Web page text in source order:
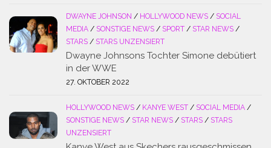
DWAYNE JOHNSON / HOLLYWOOD NEWS / SOCIAL
MEDIA / SONSTIGE NEWS / SPORT / STAR NEWS /
STARS / STARS UNZENSIERT
Dwayne Johnsons Tochter Simone debütiert
in der WWE
27. OKTOBER 2022
HOLLYWOOD NEWS / KANYE WEST / SOCIAL MEDIA /
SONSTIGE NEWS / STAR NEWS / STARS / STARS
UNZENSIERT